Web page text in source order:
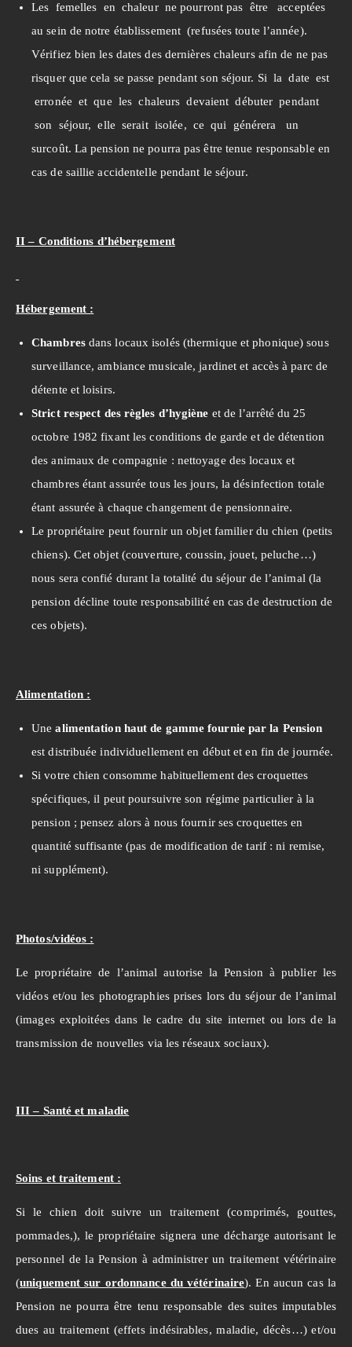
Les femelles en chaleur ne pourront pas être acceptées
au sein de notre établissement (refusées toute l’année).
Vérifiez bien les dates des dernières chaleurs afin de ne pas
risquer que cela se passe pendant son séjour. Si la date est
erronée et que les chaleurs devaient débuter pendant
son séjour, elle serait isolée, ce qui générera un
surcoût. La pension ne pourra pas être tenue responsable en
cas de saillie accidentelle pendant le séjour.
II – Conditions d’hébergement
Hébergement :
Chambres dans locaux isolés (thermique et phonique) sous
surveillance, ambiance musicale, jardinet et accès à parc de
détente et loisirs.
Strict respect des règles d’hygiène et de l’arrêté du 25
octobre 1982 fixant les conditions de garde et de détention
des animaux de compagnie : nettoyage des locaux et
chambres étant assurée tous les jours, la désinfection totale
étant assurée à chaque changement de pensionnaire.
Le propriétaire peut fournir un objet familier du chien (petits
chiens). Cet objet (couverture, coussin, jouet, peluche…)
nous sera confié durant la totalité du séjour de l’animal (la
pension décline toute responsabilité en cas de destruction de
ces objets).
Alimentation :
Unealimentation haut de gamme fournie par la Pension
est distribuée individuellement en début et en fin de journée.
Si votre chien consomme habituellement des croquettes
spécifiques, il peut poursuivre son régime particulier à la
pension ; pensez alors à nous fournir ses croquettes en
quantité suffisante (pas de modification de tarif : ni remise,
ni supplément).
Photos/vidéos :
Le propriétaire de l’animal autorise la Pension à publier les
vidéos et/ou les photographies prises lors du séjour de l’animal
(images exploitées dans le cadre du site internet ou lors de la
transmission de nouvelles via les réseaux sociaux).
III – Santé et maladie
Soins et traitement :
Si le chien doit suivre un traitement (comprimés, gouttes,
pommades,), le propriétaire signera une décharge autorisant le
personnel de la Pension à administrer un traitement vétérinaire
(uniquement sur ordonnance du vétérinaire). En aucun cas la
Pension ne pourra être tenu responsable des suites imputables
dues au traitement (effets indésirables, maladie, décès…) et/ou